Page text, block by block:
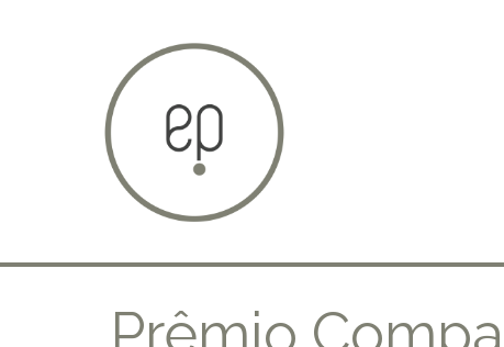
Prêmio